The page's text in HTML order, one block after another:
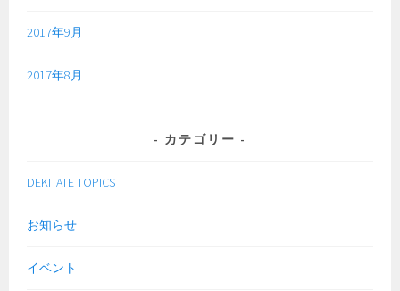
2017年9月
2017年8月
カテゴリー
DEKITATE TOPICS
お知らせ
イベント